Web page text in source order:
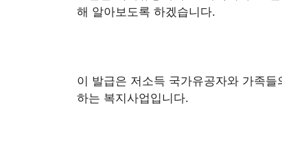
해 알아보도록 하겠습니다.
이 발급은 저소득 국가유공자와 가족
하는 복지사업입니다.